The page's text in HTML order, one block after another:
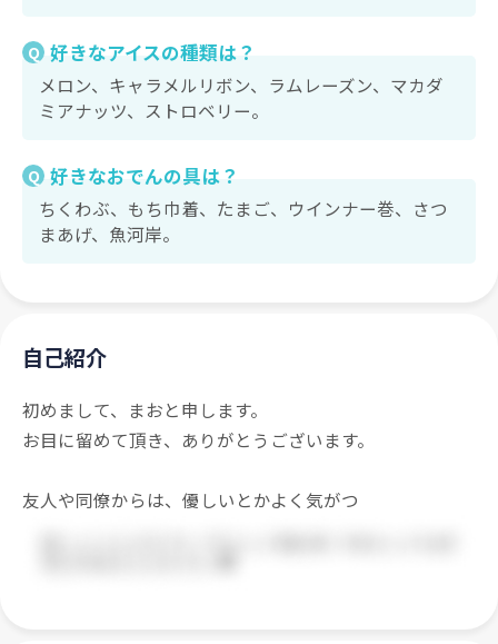
Q 好きなアイスの種類は？
メロン、キャラメルリボン、ラムレーズン、マカダ
ミアナッツ、ストロベリー。
Q 好きなおでんの具は？
ちくわぶ、もち巾着、たまご、ウインナー巻、さつ
まあげ、魚河岸。
自己紹介
初めまして、まおと申します。
お目に留めて頂き、ありがとうございます。
友人や同僚からは、優しいとかよく気がつ